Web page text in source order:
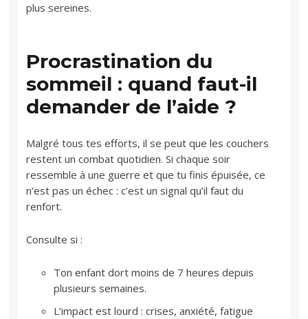
plus sereines.
Procrastination du
sommeil : quand faut-il
demander de l’aide ?
Malgré tous tes efforts, il se peut que les couchers
restent un combat quotidien. Si chaque soir
ressemble à une guerre et que tu finis épuisée, ce
n’est pas un échec : c’est un signal qu’il faut du
renfort.
Consulte si :
Ton enfant dort moins de 7 heures depuis
plusieurs semaines.
L’impact est lourd : crises, anxiété, fatigue